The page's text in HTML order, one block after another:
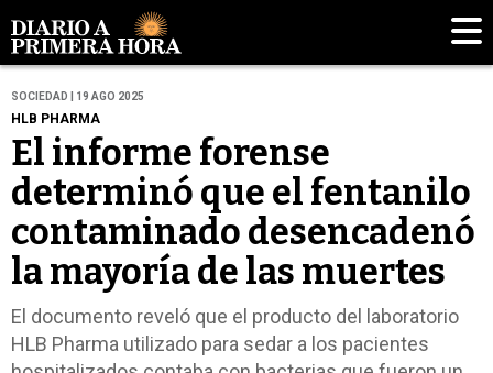
SOCIEDAD | 19 AGO 2025
HLB PHARMA
El informe forense
determinó que el fentanilo
contaminado desencadenó
la mayoría de las muertes
El documento reveló que el producto del laboratorio
HLB Pharma utilizado para sedar a los pacientes